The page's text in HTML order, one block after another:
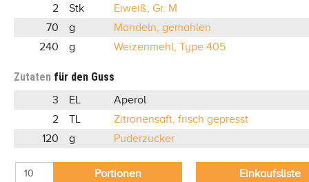
2
Stk
Eiweiß, Gr. M
70
g
Mandeln, gemahlen
240
g Weizenmehl, Type 405
Zutaten für den Guss
3 EL
Aperol
2
TL
Zitronensaft, frisch gepresst
120
g Puderzucker
Portionen Einkaufsliste